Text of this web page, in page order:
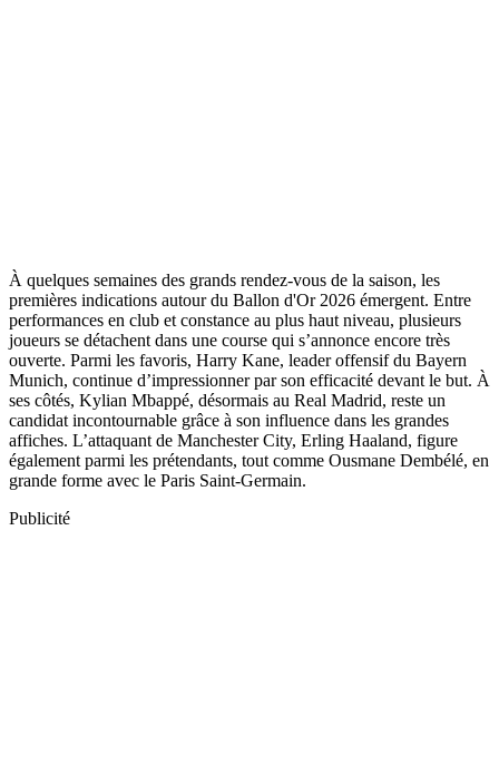
À quelques semaines des grands rendez-vous de la saison, les
premières indications autour du Ballon d'Or 2026 émergent. Entre
performances en club et constance au plus haut niveau, plusieurs
joueurs se détachent dans une course qui s’annonce encore très
ouverte. Parmi les favoris, Harry Kane, leader offensif du Bayern
Munich, continue d’impressionner par son efficacité devant le but. À
ses côtés, Kylian Mbappé, désormais au Real Madrid, reste un
candidat incontournable grâce à son influence dans les grandes
affiches. L’attaquant de Manchester City, Erling Haaland, figure
également parmi les prétendants, tout comme Ousmane Dembélé, en
grande forme avec le Paris Saint-Germain.
Publicité